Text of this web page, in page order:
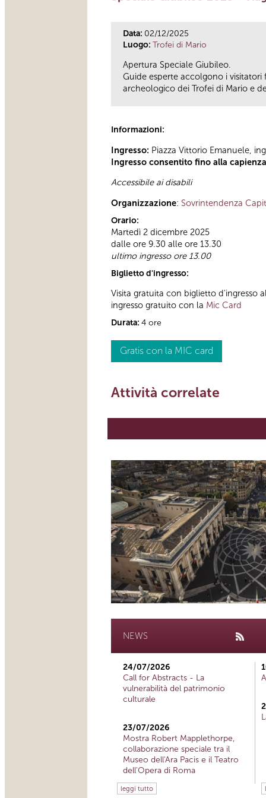
Data: 02/12/2025
Luogo: Trofei di Mario
Apertura Speciale Giubileo.
Guide esperte accolgono i
archeologico dei Trofei di Mario e
Informazioni:
Ingresso: Piazza Vittorio Emanuele,
Ingresso consentito fino alla
Accessibile ai disabili
Organizzazione: Sovrintendenza
Orario:
Martedì 2 dicembre 2025
dalle ore 9.30 alle ore 13.30
ultimo ingresso ore 13.00
Biglietto d'ingresso:
Visita gratuita con biglietto d'ingresso
ingresso gratuito con la Mic Card
Durata: 4 ore
Gratis con la MIC card
Attività correlate
NEWS
24/07/2026
Call for Abstracts - La
vulnerabilità del patrimonio
culturale
23/07/2026
Mostra Robert Mapplethorpe,
collaborazione speciale tra il
Museo dell'Ara Pacis e il Teatro
dell'Opera di Roma
leggi tutto